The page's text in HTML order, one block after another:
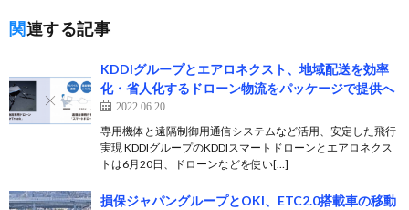
関連する記事
KDDIグループとエアロネクスト、地域配送を効率
化・省人化するドローン物流をパッケージで提供へ
2022.06.20
専用機体と遠隔制御用通信システムなど活用、安定した飛行
実現 KDDIグループのKDDIスマートドローンとエアロネクス
トは6月20日、ドローンなどを使い[…]
損保ジャパングループとOKI、ETC2.0搭載車の移動